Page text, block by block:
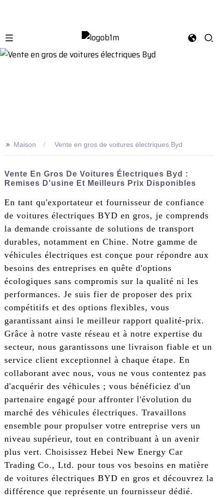
>> Maison Vente en gros de voitures électriques Byd
Vente En Gros De Voitures Électriques Byd :
Remises D'usine Et Meilleurs Prix Disponibles
En tant qu'exportateur et fournisseur de confiance
de voitures électriques BYD en gros, je comprends
la demande croissante de solutions de transport
durables, notamment en Chine. Notre gamme de
véhicules électriques est conçue pour répondre aux
besoins des entreprises en quête d'options
écologiques sans compromis sur la qualité ni les
performances. Je suis fier de proposer des prix
compétitifs et des options flexibles, vous
garantissant ainsi le meilleur rapport qualité-prix.
Grâce à notre vaste réseau et à notre expertise du
secteur, nous garantissons une livraison fiable et un
service client exceptionnel à chaque étape. En
collaborant avec nous, vous ne vous contentez pas
d'acquérir des véhicules ; vous bénéficiez d'un
partenaire engagé pour affronter l'évolution du
marché des véhicules électriques. Travaillons
ensemble pour propulser votre entreprise vers un
niveau supérieur, tout en contribuant à un avenir
plus vert. Choisissez Hebei New Energy Car
Trading Co., Ltd. pour tous vos besoins en matière
de voitures électriques BYD en gros et découvrez la
différence que représente un fournisseur dédié.